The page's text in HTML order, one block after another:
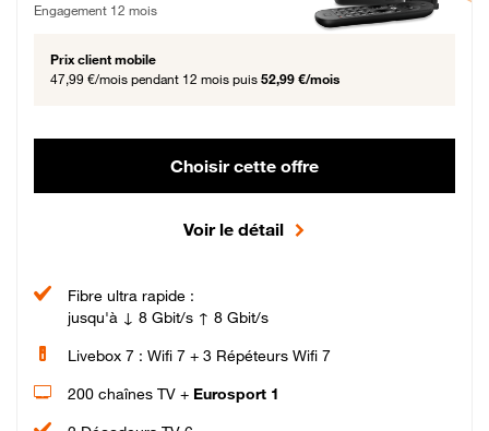
Engagement 12 mois
Prix client mobile
47,99 €/mois pendant 12 mois puis 52,99 €/mois
Choisir cette offre
Voir le détail
Fibre ultra rapide :
jusqu'à ↓ 8 Gbit/s ↑ 8 Gbit/s
Livebox 7 : Wifi 7 + 3 Répéteurs Wifi 7
200 chaînes TV + Eurosport 1